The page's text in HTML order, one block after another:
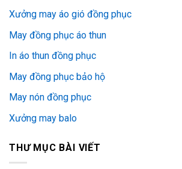
Xưởng may áo gió đồng phục
May đồng phục áo thun
In áo thun đồng phục
May đồng phục bảo hộ
May nón đồng phục
Xưởng may balo
THƯ MỤC BÀI VIẾT